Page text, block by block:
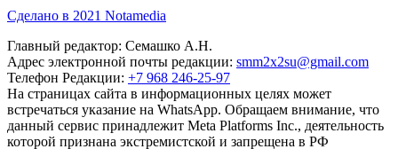
Сделано в 2021 Notamedia
Главный редактор: Семашко А.Н.
Адрес электронной почты редакции: smm2x2su@gmail.com
Телефон Редакции: +7 968 246-25-97
На страницах сайта в информационных целях может
встречаться указание на WhatsApp. Обращаем внимание, что
данный сервис принадлежит Meta Platforms Inc., деятельность
которой признана экстремистской и запрещена в РФ